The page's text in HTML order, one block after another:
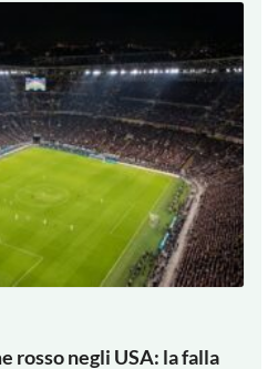
rosso negli USA: la falla